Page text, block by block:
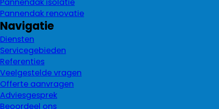
Pannendak isolatie
Pannendak renovatie
Navigatie
Diensten
Servicegebieden
Referenties
Veelgestelde vragen
Offerte aanvragen
Adviesgesprek
Beoordeel ons